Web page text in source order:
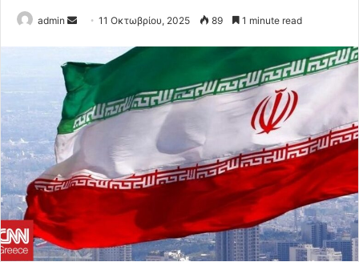
admin
Send11 Οκτωβρίου, 2025 89 1 minute read